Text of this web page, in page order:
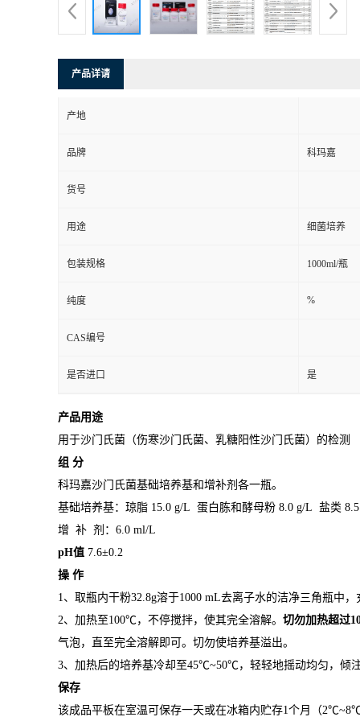
产品详请
产地
品牌 科玛嘉
货号
用途 细菌培养
包装规格 1000ml/瓶
纯度 %
CAS编号
是否进口 是
产品用途
用于沙门氏菌（伤寒沙门氏菌、乳糖阳性沙门氏菌）的检测
组 分
科玛嘉沙门氏菌基础培养基和增补剂各一瓶。
基础培养基：琼脂 15.0 g/L 蛋白胨和酵母粉 8.0 g/L 盐类
增 补 剂：6.0 ml/L
pH值 7.6±0.2
操 作
1、取瓶内干粉32.8g溶于1000 mL去离子水的洁净三角瓶中
2、加热至100℃，不停搅拌，使其完全溶解。 切勿加热超过
气泡，直至完全溶解即可。切勿使培养基溢出。
3、加热后的培养基冷却至45℃~50℃，轻轻地摇动均匀，倾
保存
该成品平板在室温可保存一天或在冰箱内贮存1个月（